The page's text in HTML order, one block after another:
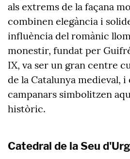
als extrems de la façana
combinen elegància i
influència del romànic
monestir, fundat per
IX, va ser un gran centre
de la Catalunya medieval, i
campanars simbolitzen
històric.
Catedral de la Seu